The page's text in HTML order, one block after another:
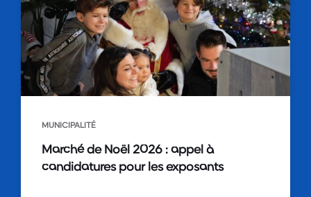
MUNICIPALITÉ
Marché de Noël 2026 : appel à
candidatures pour les exposants